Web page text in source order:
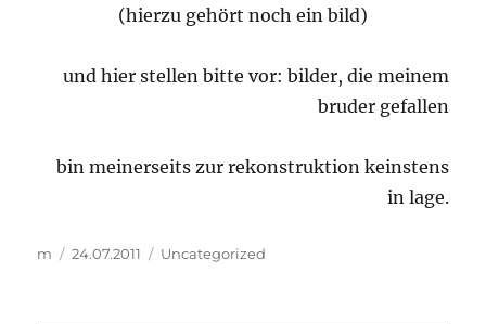
(hierzu gehört noch ein bild)
und hier stellen bitte vor: bilder, die meinem
bruder gefallen
bin meinerseits zur rekonstruktion keinstens
in lage.
Autor
m
Veröffentlicht
24.07.2011 Kategorien
Uncategorized